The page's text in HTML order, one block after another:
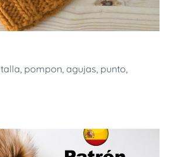
talla, pompon, agujas, punto,